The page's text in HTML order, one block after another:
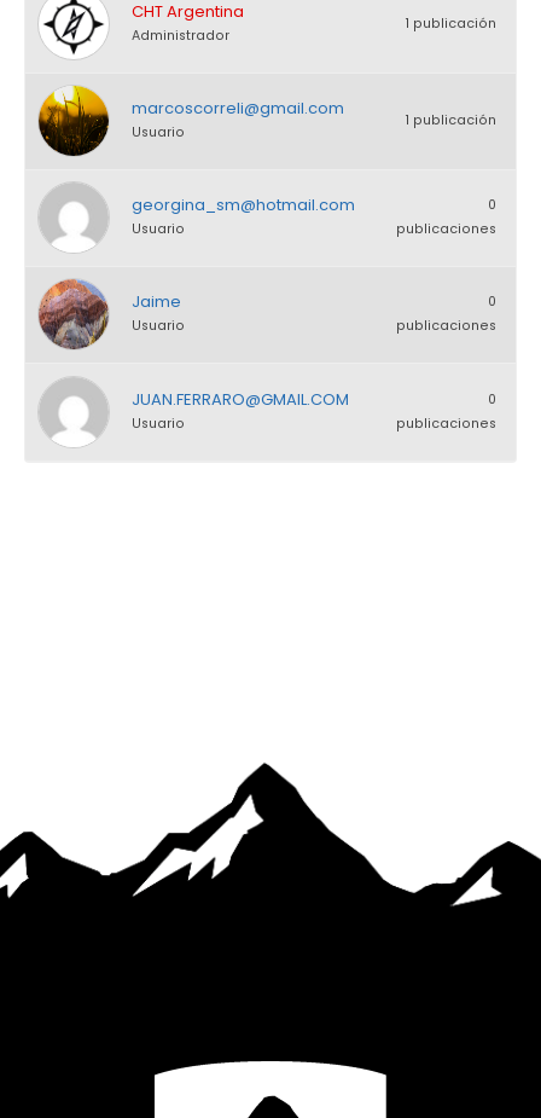
CHT Argentina
Administrador
1 publicación
marcoscorreli@gmail.com
Usuario
1 publicación
georgina_sm@hotmail.com
Usuario
0
publicaciones
Jaime
Usuario
0
publicaciones
JUAN.FERRARO@GMAIL.COM
Usuario
0
publicaciones